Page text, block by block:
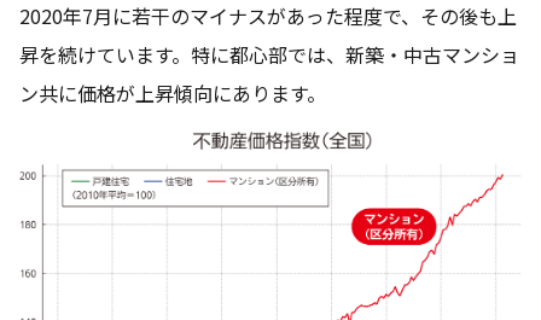
2020年7月に若干のマイナスがあった程度で、その後も上
昇を続けています。特に都心部では、新築・中古マンショ
ン共に価格が上昇傾向にあります。